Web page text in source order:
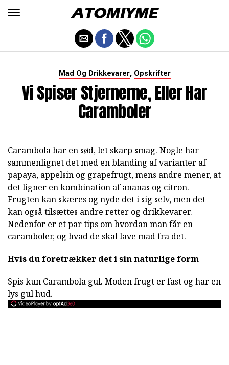
Mad Og Drikkevarer, Opskrifter
Vi Spiser Stjernerne, Eller Har
Caramboler
Carambola har en sød, let skarp smag. Nogle har
sammenlignet det med en blanding af varianter af
papaya, appelsin og grapefrugt, mens andre mener, at
det ligner en kombination af ananas og citron.
Frugten kan skæres og nyde det i sig selv, men det
kan også tilsættes andre retter og drikkevarer.
Nedenfor er et par tips om hvordan man får en
caramboler, og hvad de skal lave mad fra det.
Hvis du foretrækker det i sin naturlige form
Spis kun Carambola gul. Moden frugt er fast og har en
lys gul hud.